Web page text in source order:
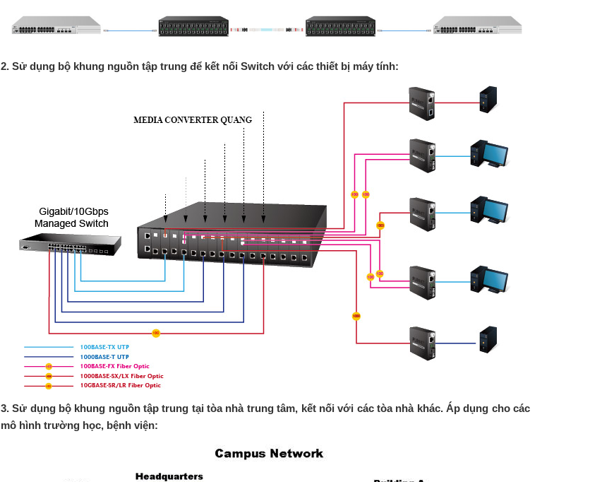
2. Sử dụng bộ khung nguồn tập trung để kết nối Switch với các thiết bị máy tính:
3. Sử dụng bộ khung nguồn tập trung tại tòa nhà trung tâm, kết nối với các tòa nhà khác. Áp dụng cho các
mô hình trường học, bệnh viện: